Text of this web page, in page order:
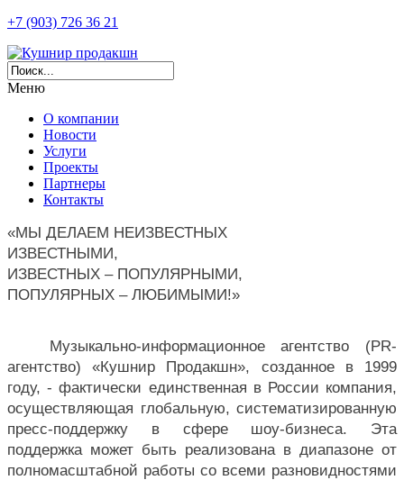
+7 (903) 726 36 21
Меню
О компании
Новости
Услуги
Проекты
Партнеры
Контакты
«МЫ ДЕЛАЕМ НЕИЗВЕСТНЫХ
ИЗВЕСТНЫМИ,
ИЗВЕСТНЫХ – ПОПУЛЯРНЫМИ,
ПОПУЛЯРНЫХ – ЛЮБИМЫМИ!»
Музыкально-информационное агентство (PR-
агентство) «Кушнир Продакшн», созданное в 1999
году, - фактически единственная в России компания,
осуществляющая глобальную, систематизированную
пресс-поддержку в сфере шоу-бизнеса. Эта
поддержка может быть реализована в диапазоне от
полномасштабной работы со всеми разновидностями